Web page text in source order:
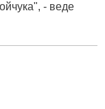
- веде